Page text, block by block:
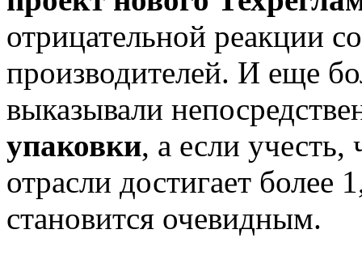
отрицательной реакции
производителей. И еще
выказывали
упаковки, а если учесть,
отрасли достигает
становится очевидным.